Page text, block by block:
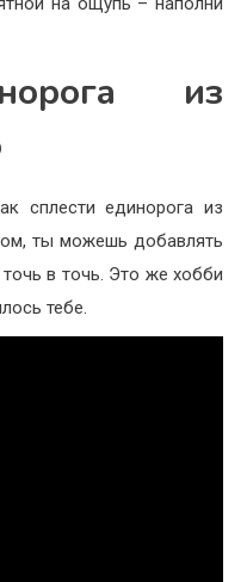
из
сплести единорога из
ты можешь добавлять
в точь. Это же хобби
тебе.